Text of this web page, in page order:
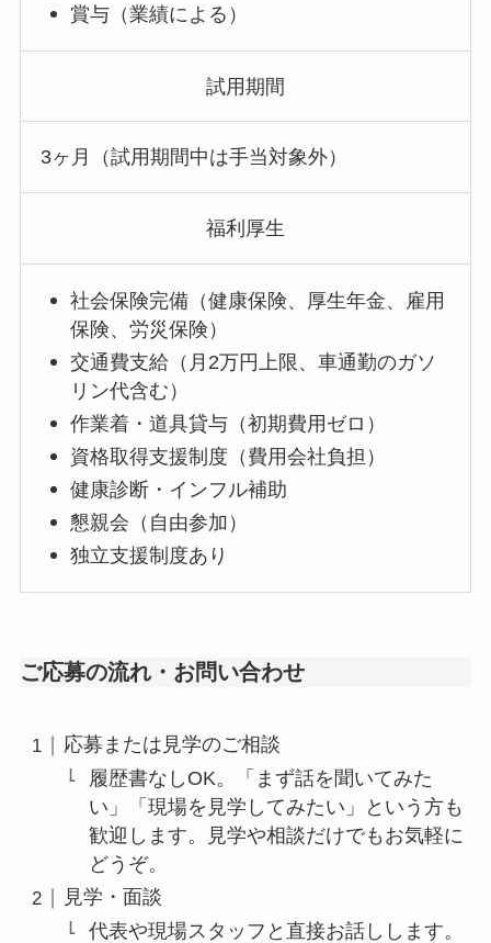
賞与（業績による）
試用期間
3ヶ月（試用期間中は手当対象外）
福利厚生
社会保険完備（健康保険、厚生年金、雇用
保険、労災保険）
交通費支給（月2万円上限、車通勤のガソ
リン代含む）
作業着・道具貸与（初期費用ゼロ）
資格取得支援制度（費用会社負担）
健康診断・インフル補助
懇親会（自由参加）
独立支援制度あり
ご応募の流れ・お問い合わせ
応募または見学のご相談
履歴書なしOK。「まず話を聞いてみた
い」「現場を見学してみたい」という方も
歓迎します。見学や相談だけでもお気軽に
どうぞ。
見学・面談
代表や現場スタッフと直接お話しします。